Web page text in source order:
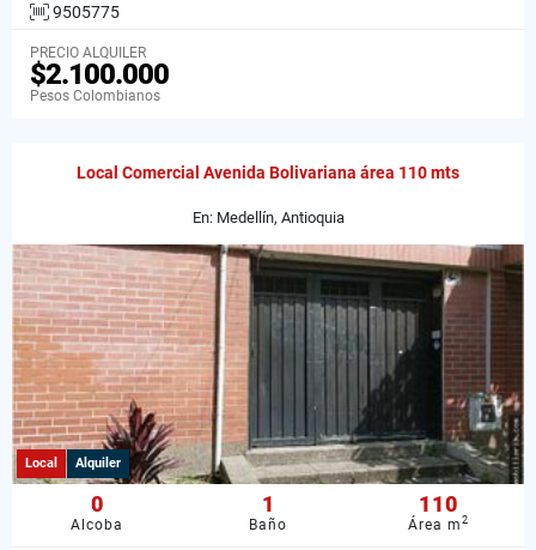
9505775
PRECIO ALQUILER
$2.100.000
Pesos Colombianos
Local Comercial Avenida Bolivariana área 110 mts
En: Medellín, Antioquia
Local Alquiler
0
Alcoba
1
Baño
110
Área m2